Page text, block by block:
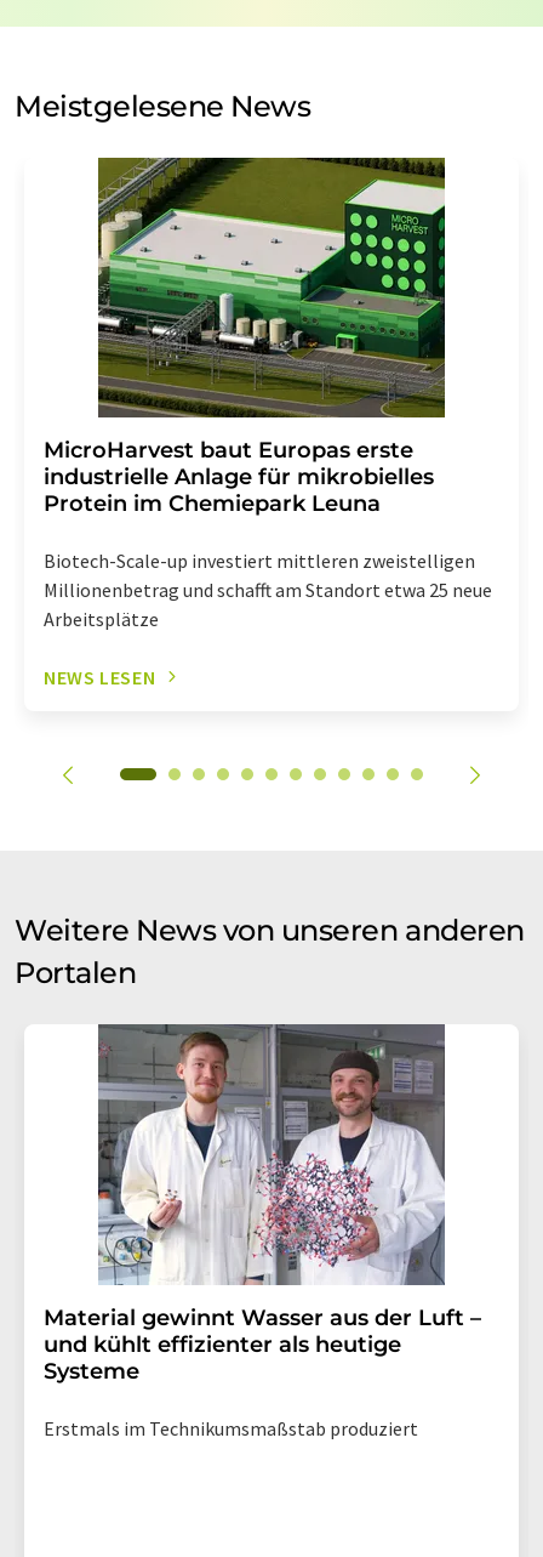
auf Basis unsererDatenschutzerklärung. LUMITOS darf
Meinungsforschung per E-Mail kontaktieren. Ihre
Einwilligung können Sie jederzeit ohne Angabe von
Str. 2, 12489 Berlin oder per E-Mail unter
widerruf@lumitos.commit Wirkung für die Zukunft
widerrufen. Zudem ist in jeder E-Mail ein Link zur
Abbestellung des entsprechenden Newsletters
enthalten.
Meistgelesene News
MicroHarvest baut Europas erste
industrielle Anlage für mikrobielles
Protein im Chemiepark Leuna
Biotech-Scale-up investiert mittleren zweistelligen
Millionenbetrag und schafft am Standort etwa 25 neue
Arbeitsplätze
NEWS LESEN
Weitere News von unseren anderen
Portalen
Material gewinnt Wasser aus der Luft –
und kühlt effizienter als heutige
Systeme
Erstmals im Technikumsmaßstab produziert